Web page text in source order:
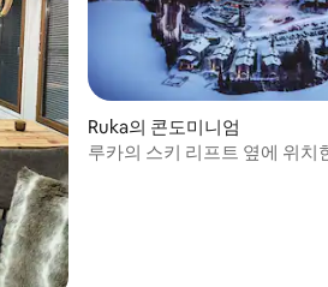
Ruka의 콘도미니엄
루카의 스키 리프트 옆에 위치